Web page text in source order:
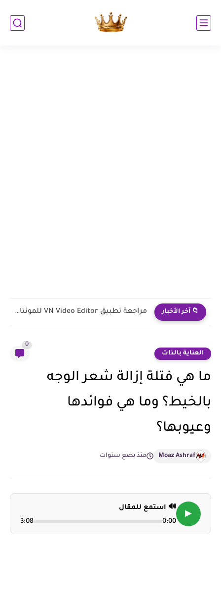
📁 آخر الأخبار 🎮 مراجعة لعبة Stumble Guys – تجربة لعب جماعية ممتعة...
العناية بالذات
0
ما هي فتلة إزالة شعر الوجه
بالخيط؟ وما هي فوائدها
وعيوبها؟
Moaz Ashraf منذ بضع سنوات
▶
🔊 استمع للمقال
0:00
3:08